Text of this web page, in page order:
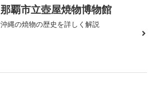
那覇市立壺屋焼物博物館
沖縄の焼物の歴史を詳しく解説